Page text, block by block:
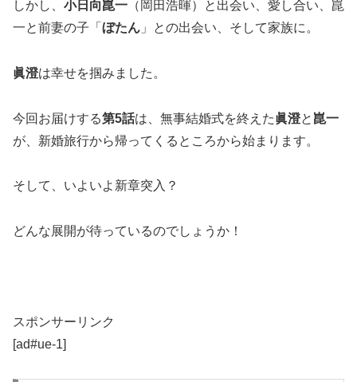
しかし、 小日向崑一 （岡田浩暉）と出会い、愛し合い、崑
一と前妻の子「 ぼたん 」との出会い、そして家族に。
眞澄は幸せを掴みました。
今回お届けする第5話は、無事結婚式を終えた眞澄と 崑一
が、新婚旅行から帰ってくるところから始まります。
そして、いよいよ新章突入？
どんな展開が待っているのでしょうか！
スポンサーリンク
[ad#ue-1]